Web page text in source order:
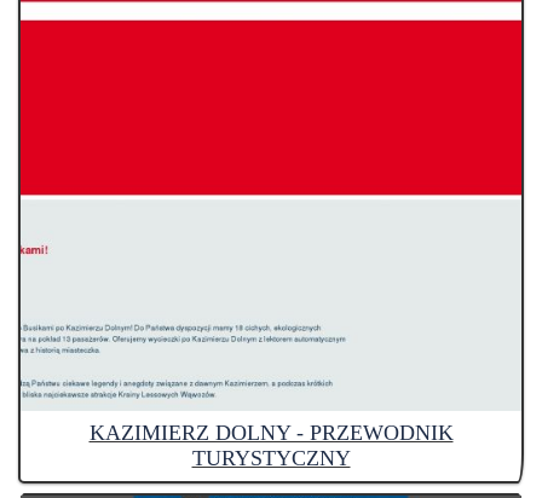
KAZIMIERZ DOLNY - PRZEWODNIK
TURYSTYCZNY